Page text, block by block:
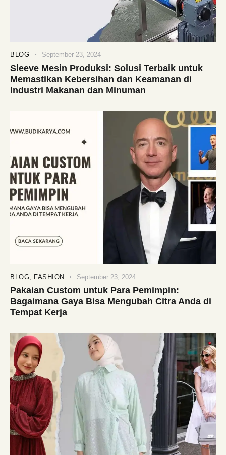
BLOG September 23, 2024
Sleeve Mesin Produksi: Solusi Terbaik untuk
Memastikan Kebersihan dan Keamanan di
Industri Makanan dan Minuman
BLOG FASHION September 23, 2024
Pakaian Custom untuk Para Pemimpin:
Bagaimana Gaya Bisa Mengubah Citra Anda di
Tempat Kerja